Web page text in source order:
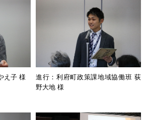
え子 様
進行：利府町政策課地域協働班 荻
野大地 様